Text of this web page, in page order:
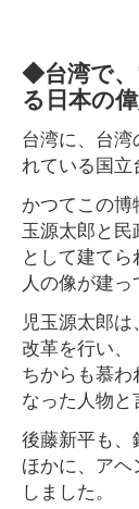
◆台湾で
る日本の
台湾に、台
れている国立
かつてこの
玉源太郎と
として建て
人の像が建っ
児玉源太郎
改革を行い
ちからも慕
なった人物と
後藤新平も
ほかに、ア
しました。